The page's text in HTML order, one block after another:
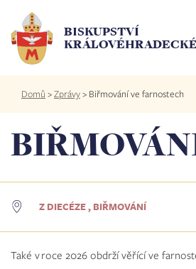
hlavnímu
obsahu
BISKUPSTVÍ
KRÁLOVÉHRADECKÉ
Drobečková
navigace
Domů >Zprávy> Biřmování ve farnostech
Z DIECÉZE , BIŘMOVÁNÍ
Také v roce 2026 obdrží věřící ve